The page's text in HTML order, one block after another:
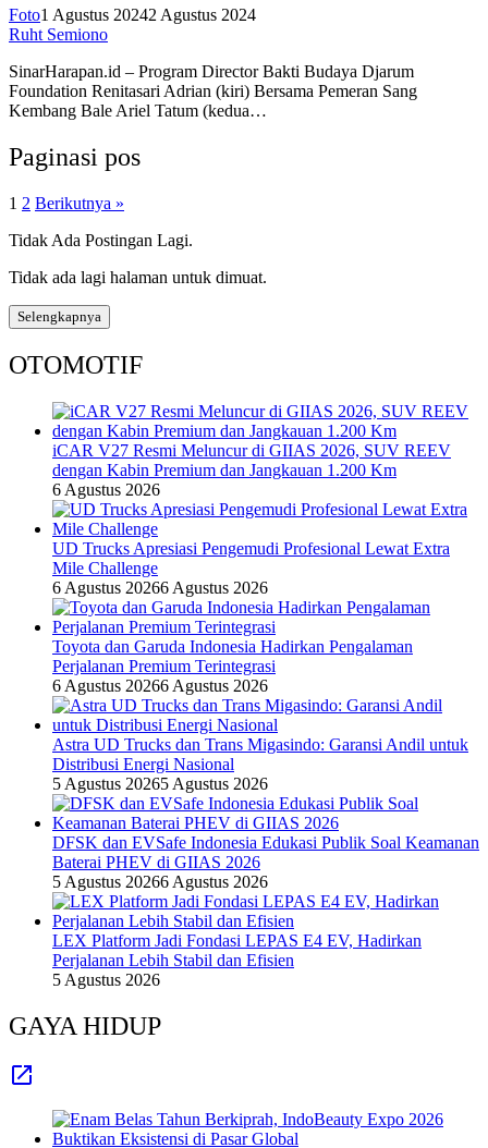
Foto1 Agustus 20242 Agustus 2024
Ruht Semiono
SinarHarapan.id – Program Director Bakti Budaya Djarum
Foundation Renitasari Adrian (kiri) Bersama Pemeran Sang
Kembang Bale Ariel Tatum (kedua…
Paginasi pos
1 2 Berikutnya »
Tidak Ada Postingan Lagi.
Tidak ada lagi halaman untuk dimuat.
Selengkapnya
OTOMOTIF
iCAR V27 Resmi Meluncur di GIIAS 2026, SUV REEV
dengan Kabin Premium dan Jangkauan 1.200 Km
6 Agustus 2026
UD Trucks Apresiasi Pengemudi Profesional Lewat Extra
Mile Challenge
6 Agustus 20266 Agustus 2026
Toyota dan Garuda Indonesia Hadirkan Pengalaman
Perjalanan Premium Terintegrasi
6 Agustus 20266 Agustus 2026
Astra UD Trucks dan Trans Migasindo: Garansi Andil untuk
Distribusi Energi Nasional
5 Agustus 20265 Agustus 2026
DFSK dan EVSafe Indonesia Edukasi Publik Soal Keamanan
Baterai PHEV di GIIAS 2026
5 Agustus 20266 Agustus 2026
LEX Platform Jadi Fondasi LEPAS E4 EV, Hadirkan
Perjalanan Lebih Stabil dan Efisien
5 Agustus 2026
GAYA HIDUP